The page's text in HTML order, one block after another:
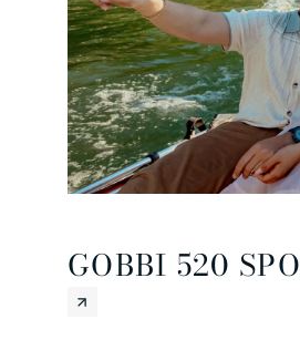
GOBBI 520